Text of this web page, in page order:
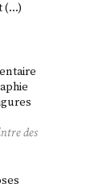
(…)
des